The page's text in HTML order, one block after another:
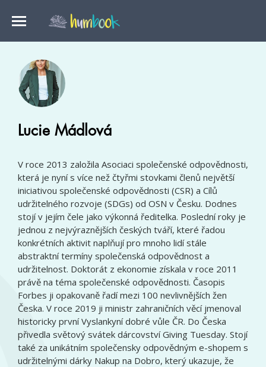
Lucie Mádlová
V roce 2013 založila Asociaci společenské odpovědnosti,
která je nyní s více než čtyřmi stovkami členů největší
iniciativou společenské odpovědnosti (CSR) a Cílů
udržitelného rozvoje (SDGs) od OSN v Česku. Dodnes
stojí v jejím čele jako výkonná ředitelka. Poslední roky je
jednou z nejvýraznějších českých tváří, které řadou
konkrétních aktivit naplňují pro mnoho lidí stále
abstraktní termíny společenská odpovědnost a
udržitelnost. Doktorát z ekonomie získala v roce 2011
právě na téma společenské odpovědnosti. Časopis
Forbes ji opakovaně řadí mezi 100 nevlivnějších žen
Česka. V roce 2019 ji ministr zahraničních věcí jmenoval
historicky první Vyslankyní dobré vůle ČR. Do Česka
přivedla světový svátek dárcovství Giving Tuesday. Stojí
také za unikátním společensky odpovědným e-shopem s
udržitelnými dárky Nakup na Dobro, který ukazuje, že